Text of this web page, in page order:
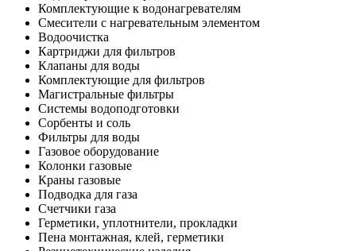
Комплектующие к водонагревателям
Смесители с нагревательным элементом
Водоочистка
Картриджи для фильтров
Клапаны для воды
Комплектующие для фильтров
Магистральные фильтры
Системы водоподготовки
Сорбенты и соль
Фильтры для воды
Газовое оборудование
Колонки газовые
Краны газовые
Подводка для газа
Счетчики газа
Герметики, уплотнители, прокладки
Пена монтажная, клей, герметики